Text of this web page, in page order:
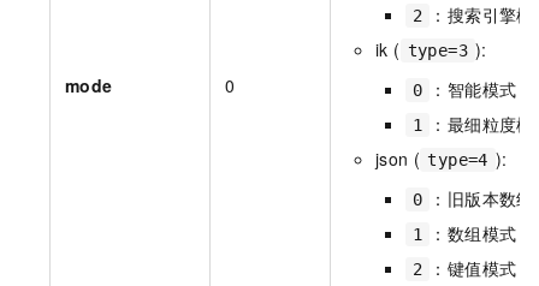
mode 0
2
：搜索引擎模
ik ( type=3 ):
0 ：智能模式
1
：最细粒度模
json ( type=4 ):
0 ：旧版本数
1 ：数组模式
2 ：键值模式